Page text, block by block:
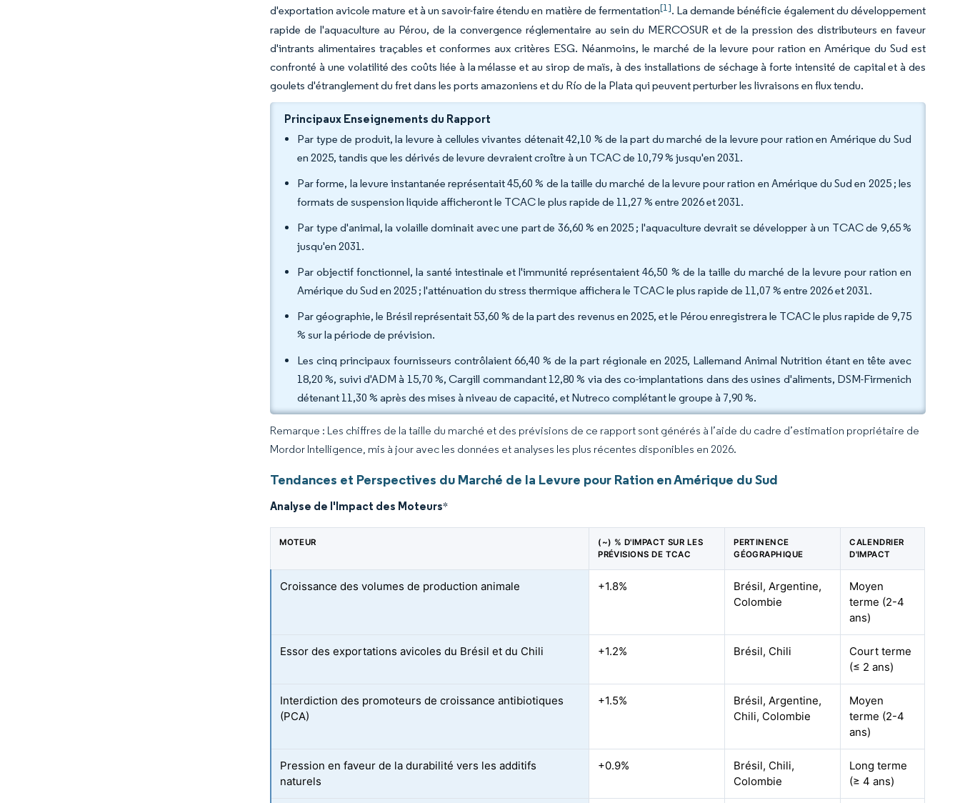
d'exportation avicole mature et à un savoir-faire étendu en matière de fermentation[1]. La demande bénéficie également du développement
rapide de l'aquaculture au Pérou, de la convergence réglementaire au sein du MERCOSUR et de la pression des distributeurs en faveur
d'intrants alimentaires traçables et conformes aux critères ESG. Néanmoins, le marché de la levure pour ration en Amérique du Sud est
confronté à une volatilité des coûts liée à la mélasse et au sirop de maïs, à des installations de séchage à forte intensité de capital et à des
goulets d'étranglement du fret dans les ports amazoniens et du Río de la Plata qui peuvent perturber les livraisons en flux tendu.
Principaux Enseignements du Rapport
Par type de produit, la levure à cellules vivantes détenait 42,10 % de la part du marché de la levure pour ration en Amérique du Sud
en 2025, tandis que les dérivés de levure devraient croître à un TCAC de 10,79 % jusqu'en 2031.
Par forme, la levure instantanée représentait 45,60 % de la taille du marché de la levure pour ration en Amérique du Sud en 2025 ; les
formats de suspension liquide afficheront le TCAC le plus rapide de 11,27 % entre 2026 et 2031.
Par type d'animal, la volaille dominait avec une part de 36,60 % en 2025 ; l'aquaculture devrait se développer à un TCAC de 9,65 %
jusqu'en 2031.
Par objectif fonctionnel, la santé intestinale et l'immunité représentaient 46,50 % de la taille du marché de la levure pour ration en
Amérique du Sud en 2025 ; l'atténuation du stress thermique affichera le TCAC le plus rapide de 11,07 % entre 2026 et 2031.
Par géographie, le Brésil représentait 53,60 % de la part des revenus en 2025, et le Pérou enregistrera le TCAC le plus rapide de 9,75
% sur la période de prévision.
Les cinq principaux fournisseurs contrôlaient 66,40 % de la part régionale en 2025, Lallemand Animal Nutrition étant en tête avec
18,20 %, suivi d'ADM à 15,70 %, Cargill commandant 12,80 % via des co-implantations dans des usines d'aliments, DSM-Firmenich
détenant 11,30 % après des mises à niveau de capacité, et Nutreco complétant le groupe à 7,90 %.
Remarque : Les chiffres de la taille du marché et des prévisions de ce rapport sont générés à l’aide du cadre d’estimation propriétaire de
Mordor Intelligence, mis à jour avec les données et analyses les plus récentes disponibles en 2026.
Tendances et Perspectives du Marché de la Levure pour Ration en Amérique du Sud
Analyse de l'Impact des Moteurs*
MOTEUR
(~) % D'IMPACT SUR LES
PRÉVISIONS DE TCAC
PERTINENCE
GÉOGRAPHIQUE
CALENDRIER
D'IMPACT
Croissance des volumes de production animale +1.8%
Brésil, Argentine,
Colombie
Moyen
terme (2-4
ans)
Essor des exportations avicoles du Brésil et du Chili +1.2% Brésil, Chili
Court terme
(≤ 2 ans)
Interdiction des promoteurs de croissance antibiotiques
(PCA)
+1.5%
Brésil, Argentine,
Chili, Colombie
Moyen
terme (2-4
ans)
Pression en faveur de la durabilité vers les additifs
naturels
+0.9%
Brésil, Chili,
Colombie
Long terme
(≥ 4 ans)